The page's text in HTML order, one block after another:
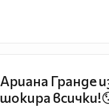
Ариана Гранде
шокира